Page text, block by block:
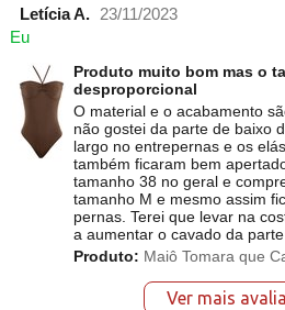
Letícia A. 23/11/2023
Eu
Produto muito bom mas o
desproporcional
O material e o acabamento
não gostei da parte de baixo
largo no entrepernas e os
também ficaram bem
tamanho 38 no geral e
tamanho M e mesmo assim
pernas. Terei que levar na
a aumentar o cavado da
Produto: Maiô Tomara que
Ver mais